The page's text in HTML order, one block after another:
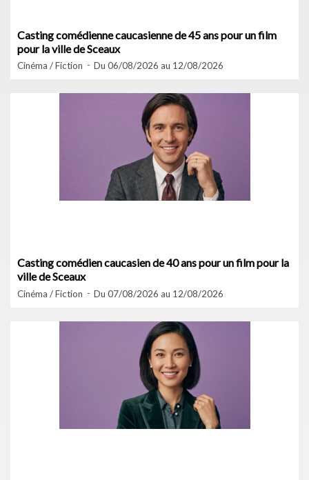
Casting comédienne caucasienne de 45 ans pour un film
pour la ville de Sceaux
Cinéma / Fiction Du 06/08/2026 au 12/08/2026
Casting comédien caucasien de 40 ans pour un film pour la
ville de Sceaux
Cinéma / Fiction Du 07/08/2026 au 12/08/2026